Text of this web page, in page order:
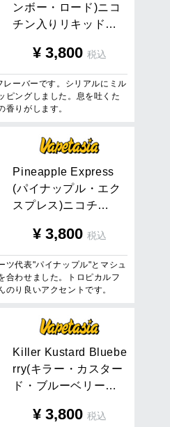
ンボー ・ ロ ー ド)ニ コ
チ ン 入 り リ キ ッ ド …
¥ 3,800 税込
ーバーです。シリアルにミル
ピングしました。息を吐くた
香りがします。
Pineapp le Express
(パイナ ップル ・ エ ク
ス プレ ス)ニ コ チ…
¥ 3,800 税込
ツ代表"パイナップル"とマシュ
合わせました。トロピカルフ
のり良いアクセントです。
Ki er Kustard B uebe
rry(キラ ー ・ カ ス タ ー
ド ・ ブルーベ リ ー…
¥ 3,800 税込